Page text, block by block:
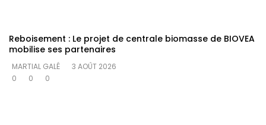
Reboisement : Le projet de centrale biomasse de BIOVEA
mobilise ses partenaires
MARTIAL GALÉ
3 AOÛT 2026
0
0 0